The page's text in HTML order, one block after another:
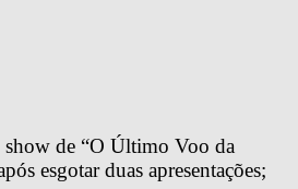
de “O Último Voo da
esgotar duas apresentações;